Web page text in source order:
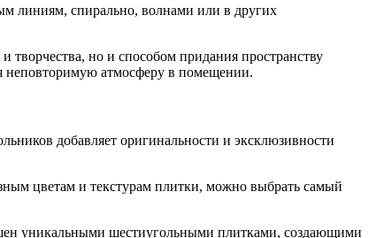
линиям, спирально, волнами или в других
творчества, но и способом придания пространству
неповторимую атмосферу в помещении.
добавляет оригинальности и эксклюзивности
цветам и текстурам плитки, можно выбрать самый
уникальными шестиугольными плитками, создающими